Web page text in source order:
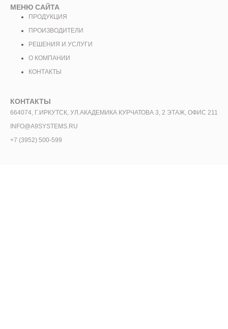
МЕНЮ САЙТА
ПРОДУКЦИЯ
ПРОИЗВОДИТЕЛИ
РЕШЕНИЯ И УСЛУГИ
О КОМПАНИИ
КОНТАКТЫ
КОНТАКТЫ
664074, Г.ИРКУТСК, УЛ.АКАДЕМИКА КУРЧАТОВА 3, 2 ЭТАЖ, ОФИС 211
INFO@A9SYSTEMS.RU
+7 (3952) 500-599